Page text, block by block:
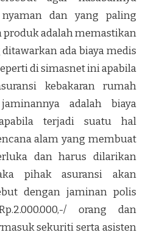
dan yang paling
adalah memastikan
ada biaya medis
di simasnet ini apabila
kebakaran rumah
adalah biaya
terjadi suatu hal
alam yang membuat
dan harus dilarikan
pihak asuransi akan
dengan jaminan polis
orang dan
sekuriti serta asisten